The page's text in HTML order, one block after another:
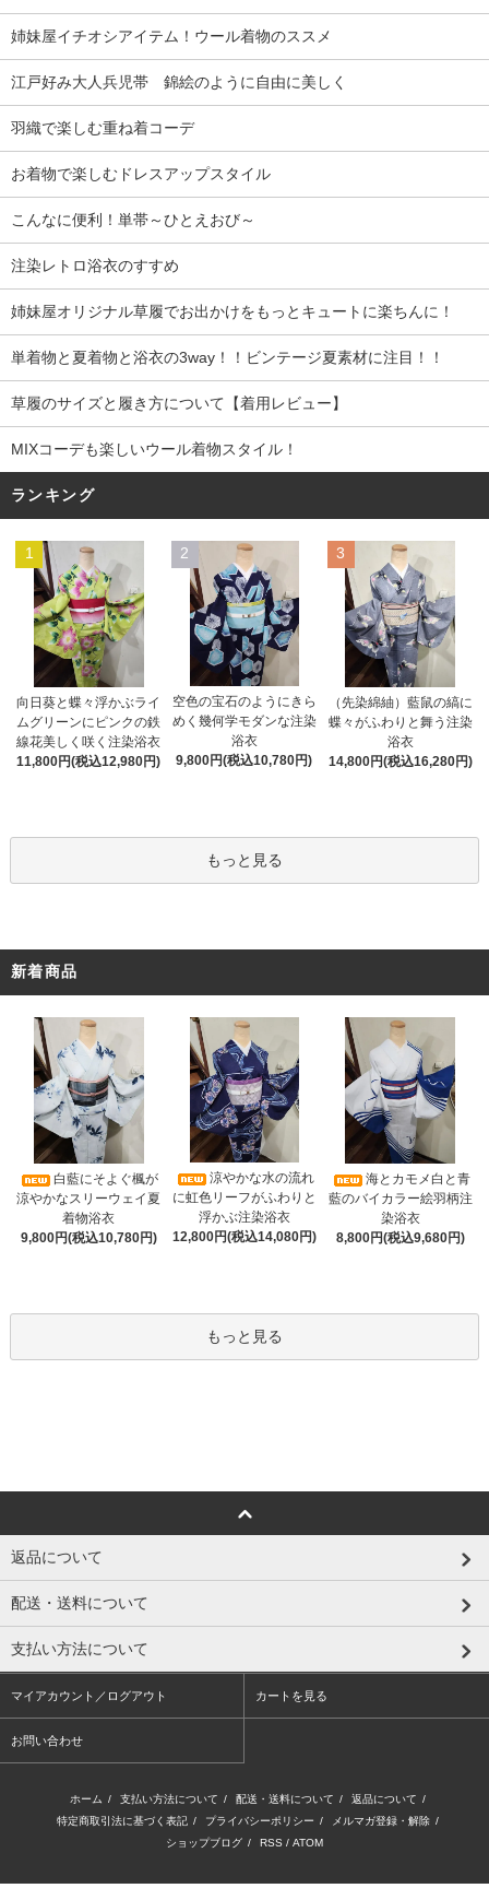
姉妹屋イチオシアイテム！ウール着物のススメ
江戸好み大人兵児帯 錦絵のように自由に美しく
羽織で楽しむ重ね着コーデ
お着物で楽しむドレスアップスタイル
こんなに便利！単帯～ひとえおび～
注染レトロ浴衣のすすめ
姉妹屋オリジナル草履でお出かけをもっとキュートに楽ちんに！
単着物と夏着物と浴衣の3way！！ビンテージ夏素材に注目！！
草履のサイズと履き方について【着用レビュー】
MIXコーデも楽しいウール着物スタイル！
ランキング
1
向日葵と蝶々浮かぶライ
ムグリーンにピンクの鉄
線花美しく咲く注染浴衣
11,800円(税込12,980円)
2
空色の宝石のようにきら
めく幾何学モダンな注染
浴衣
9,800円(税込10,780円)
3
（先染綿紬）藍鼠の縞に
蝶々がふわりと舞う注染
浴衣
14,800円(税込16,280円)
もっと見る
新着商品
白藍にそよぐ楓が
涼やかなスリーウェイ夏
着物浴衣
9,800円(税込10,780円)
涼やかな水の流れ
に虹色リーフがふわりと
浮かぶ注染浴衣
12,800円(税込14,080円)
海とカモメ白と青
藍のバイカラー絵羽柄注
染浴衣
8,800円(税込9,680円)
もっと見る
返品について
配送・送料について
支払い方法について
マイアカウント／ログアウト カートを見る
お問い合わせ
ホーム / 支払い方法について / 配送・送料について / 返品について /
特定商取引法に基づく表記 / プライバシーポリシー / メルマガ登録・解除 /
ショップブログ / RSS / ATOM